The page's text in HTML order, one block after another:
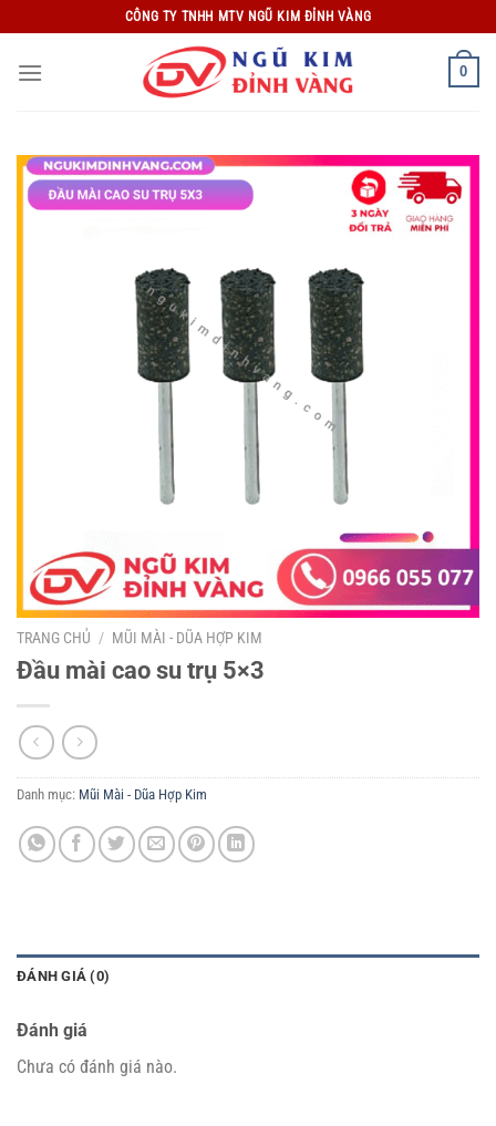
qua
nội
CÔNG TY TNHH MTV NGŨ KIM ĐỈNH VÀNG
0
TRANG CHỦ / MŨI MÀI - DŨA HỢP KIM
Đầu mài cao su trụ 5×3
Danh mục: Mũi Mài - Dũa Hợp Kim
ĐÁNH GIÁ (0)
Đánh giá
Chưa có đánh giá nào.